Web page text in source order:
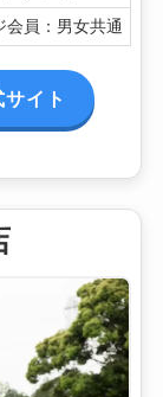
員：男女共通
イト